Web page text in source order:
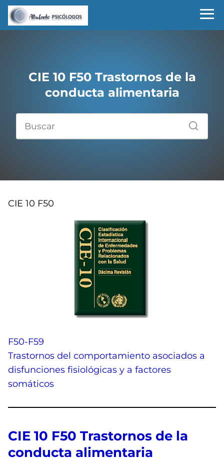
CIE 10 F50 Trastornos de la
conducta alimentaria
CIE 10 F50
F50-F59
Trastornos del comportamiento asociados a
disfunciones fisiológicas y a factores
somáticos
CIE 10 F50 Trastornos de la
conducta alimentaria